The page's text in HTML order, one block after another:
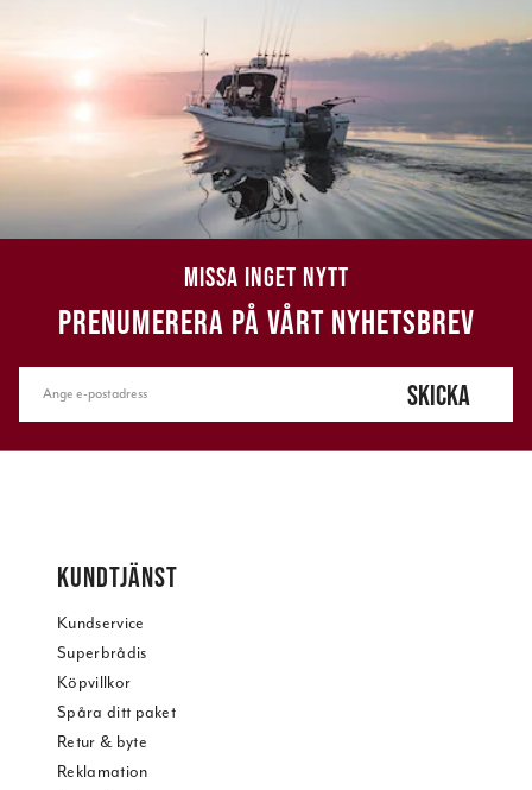
MISSA INGET NYTT
PRENUMERERA PÅ VÅRT NYHETSBREV
SKICKA
KUNDTJÄNST
Kundservice
Superbrådis
Köpvillkor
Spåra ditt paket
Retur & byte
Reklamation